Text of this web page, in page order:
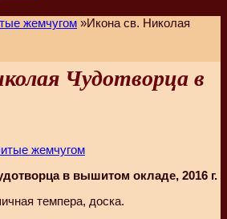
жемчугом »Икона св. Николая
Чудотворца в
жемчугом
в вышитом окладе, 2016 г.
темпера, доска.